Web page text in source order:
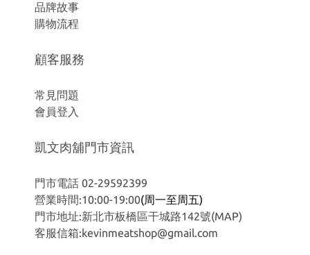
品牌故事
購物流程
顧客服務
常見問題
會員登入
凱文肉舖門市資訊
門市電話 02-29592399
營業時間:10:00-19:00(周一至周五)
門市地址:新北市板橋區干城路142號(MAP)
客服信箱:kevinmeatshop@gmail.com